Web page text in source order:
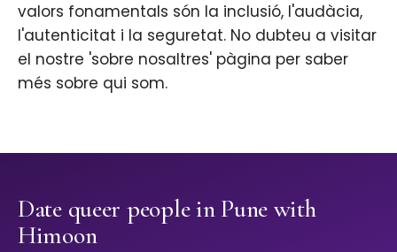
valors fonamentals són la inclusió, l'audàcia,
l'autenticitat i la seguretat. No dubteu a visitar
el nostre 'sobre nosaltres' pàgina per saber
més sobre qui som.
Date queer people in Pune with
Himoon